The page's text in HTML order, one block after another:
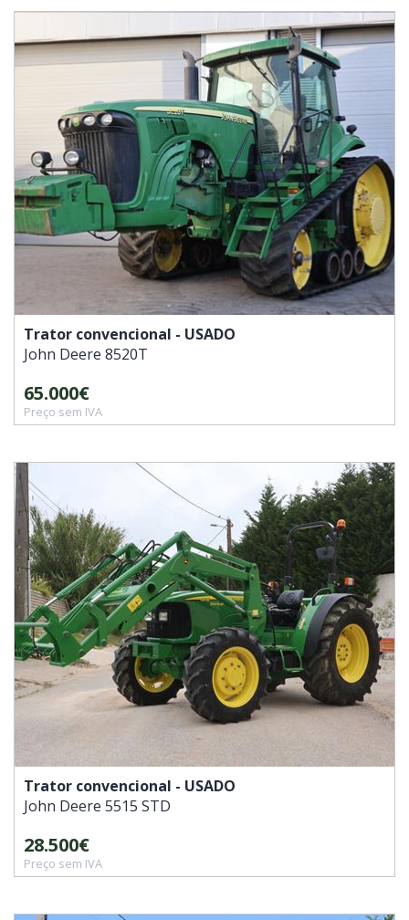
Trator convencional - USADO
John Deere 8520T
65.000€
Preço sem IVA
Trator convencional - USADO
John Deere 5515 STD
28.500€
Preço sem IVA